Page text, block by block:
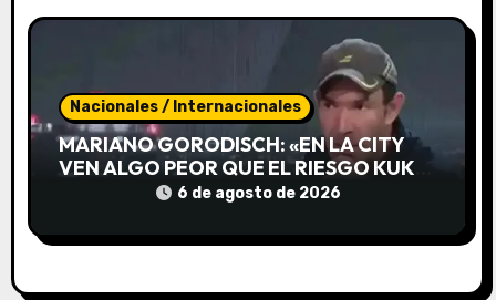
Nacionales / Internacionales
MARIANO GORODISCH: «EN LA CITY
VEN ALGO PEOR QUE EL RIESGO KUKA,
EL RIESGO MIRIAM BREGMAN»
6 de agosto de 2026